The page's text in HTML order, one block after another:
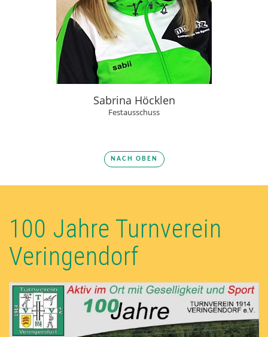
Sabrina Höcklen
Festausschuss
NACH OBEN
100 Jahre Turnverein
Veringendorf